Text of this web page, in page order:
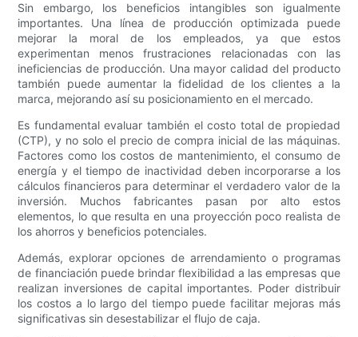
Sin embargo, los beneficios intangibles son igualmente
importantes. Una línea de producción optimizada puede
mejorar la moral de los empleados, ya que estos
experimentan menos frustraciones relacionadas con las
ineficiencias de producción. Una mayor calidad del producto
también puede aumentar la fidelidad de los clientes a la
marca, mejorando así su posicionamiento en el mercado.
Es fundamental evaluar también el costo total de propiedad
(CTP), y no solo el precio de compra inicial de las máquinas.
Factores como los costos de mantenimiento, el consumo de
energía y el tiempo de inactividad deben incorporarse a los
cálculos financieros para determinar el verdadero valor de la
inversión. Muchos fabricantes pasan por alto estos
elementos, lo que resulta en una proyección poco realista de
los ahorros y beneficios potenciales.
Además, explorar opciones de arrendamiento o programas
de financiación puede brindar flexibilidad a las empresas que
realizan inversiones de capital importantes. Poder distribuir
los costos a lo largo del tiempo puede facilitar mejoras más
significativas sin desestabilizar el flujo de caja.